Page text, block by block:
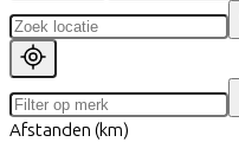
Afstanden (km)